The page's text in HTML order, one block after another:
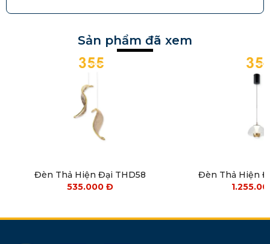
Sản phẩm đã xem
Đèn Thả Hiện Đại THD58
535.000 Đ
Đèn Thả Hiện